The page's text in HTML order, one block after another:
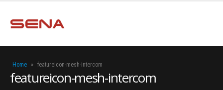
Home » featureicon-mesh-intercom
featureicon-mesh-intercom